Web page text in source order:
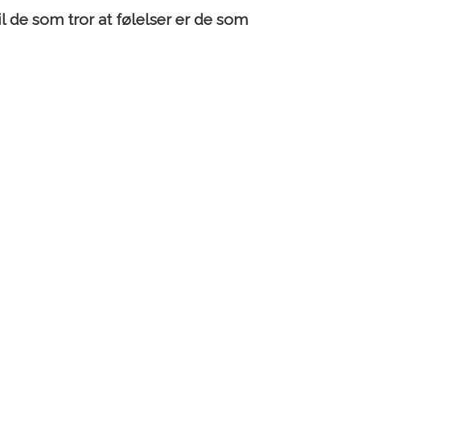
de som tror at følelser er de som